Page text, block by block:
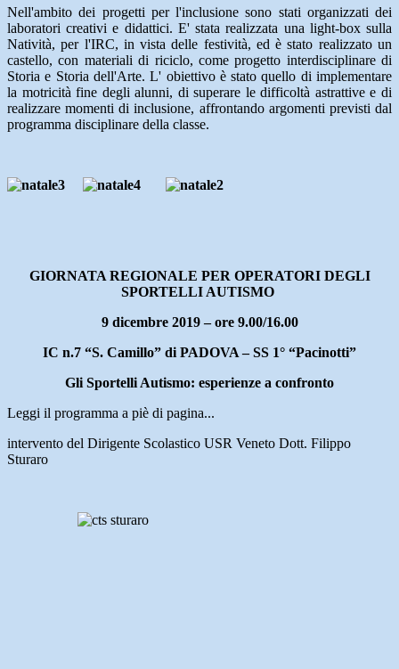
Nell'ambito dei progetti per l'inclusione sono stati organizzati dei
laboratori creativi e didattici. E' stata realizzata una light-box sulla
Natività, per l'IRC, in vista delle festività, ed è stato realizzato un
castello, con materiali di riciclo, come progetto interdisciplinare di
Storia e Storia dell'Arte. L' obiettivo è stato quello di implementare
la motricità fine degli alunni, di superare le difficoltà astrattive e di
realizzare momenti di inclusione, affrontando argomenti previsti dal
programma disciplinare della classe.
GIORNATA REGIONALE PER OPERATORI DEGLI
SPORTELLI AUTISMO
9 dicembre 2019 – ore 9.00/16.00
IC n.7 “S. Camillo” di PADOVA – SS 1° “Pacinotti”
Gli Sportelli Autismo: esperienze a confronto
Leggi il programma a piè di pagina...
intervento del Dirigente Scolastico USR Veneto Dott. Filippo
Sturaro